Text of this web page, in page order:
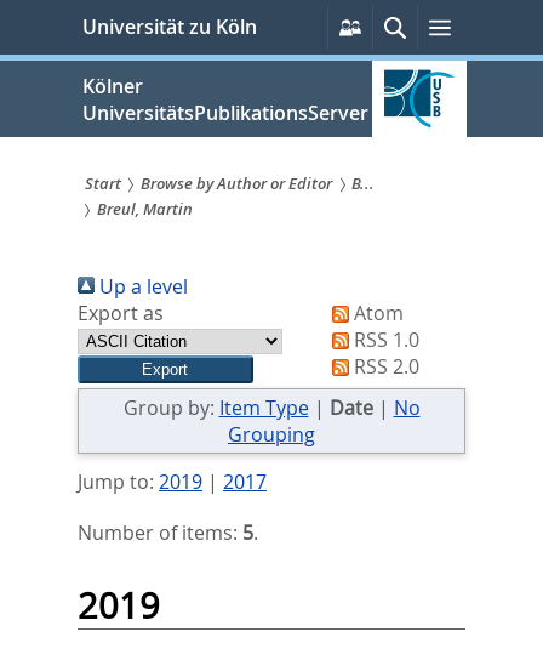
springen
Universität zu Köln
Persönliche
Services
SucheMenü
Kölner
UniversitätsPublikationsServer
Sie
sind
hier:
Start Browse by Author or Editor
B...
Breul, Martin
Up a level
Export as
Atom
RSS 1.0
RSS 2.0
Group by: Item Type| Date| No
Grouping
Jump to: 2019| 2017
Number of items: 5.
2019